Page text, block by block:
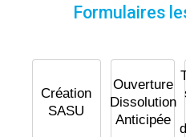
Formulaires
Création
SASU
Ouverture
Dissolution
Anticipée